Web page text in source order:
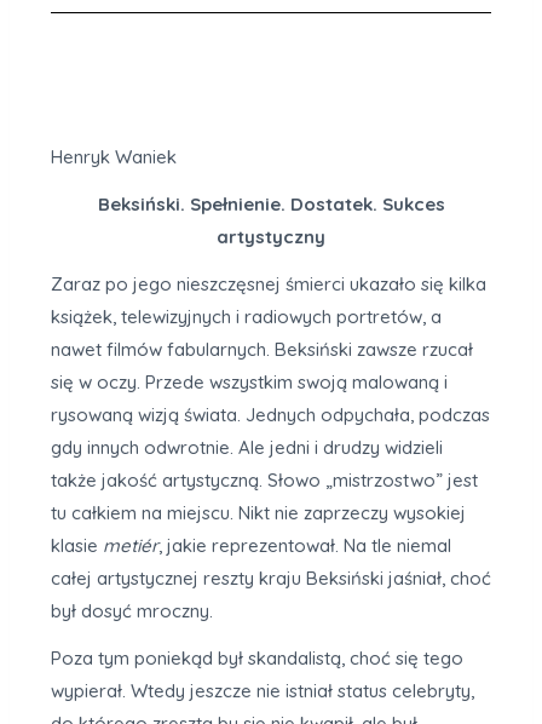
Henryk Waniek
Beksiński. Spełnienie. Dostatek. Sukces
artystyczny
Zaraz po jego nieszczęsnej śmierci ukazało się kilka
książek, telewizyjnych i radiowych portretów, a
nawet filmów fabularnych. Beksiński zawsze rzucał
się w oczy. Przede wszystkim swoją malowaną i
rysowaną wizją świata. Jednych odpychała, podczas
gdy innych odwrotnie. Ale jedni i drudzy widzieli
także jakość artystyczną. Słowo „mistrzostwo” jest
tu całkiem na miejscu. Nikt nie zaprzeczy wysokiej
klasie metiér, jakie reprezentował. Na tle niemal
całej artystycznej reszty kraju Beksiński jaśniał, choć
był dosyć mroczny.
Poza tym poniekąd był skandalistą, choć się tego
wypierał. Wtedy jeszcze nie istniał status celebryty,